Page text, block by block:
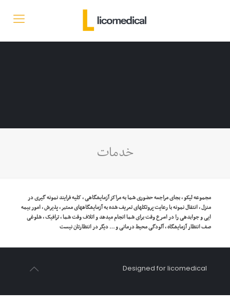
خدمات
مجموعه لیکو ، بجای مراجعه حضوری شما به مراکز آزمایشگاهی ، کلیه فرایند نمونه گیری در
منزل ، انتقال نمونه با رعایت پروتکلهای تعریف شده به آزمایشگاههای معتبر ، پذیرش ، امور بیمه
ایی و جوابدهی را در اسرع وقت برای شما انجام میدهد و اتلاف وقت شما ، ترافیک ، شلوغی
صف انتظار آزمایشگاه ، آلودگی محیط درمانی و … دیگر در انتظارتان نیست
Designed for licomedical